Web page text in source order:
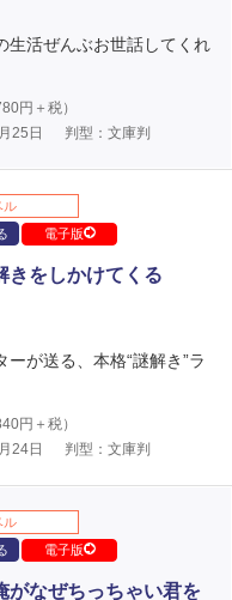
生活ぜんぶお世話してくれ
円＋税）
25日
判型：文庫判
ル
電子版
きをしかけてくる
ーが送る、本格“謎解き”ラ
円＋税）
24日
判型：文庫判
ル
電子版
がなぜちっちゃい君を